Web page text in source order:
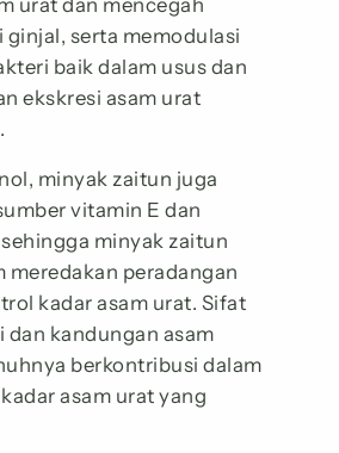
ginjal, serta memodulasi
baik dalam usus dan
ekskresi asam urat
minyak zaitun juga
vitamin E dan
minyak zaitun
meredakan peradangan
kadar asam urat. Sifat
kandungan asam
berkontribusi dalam
asam urat yang